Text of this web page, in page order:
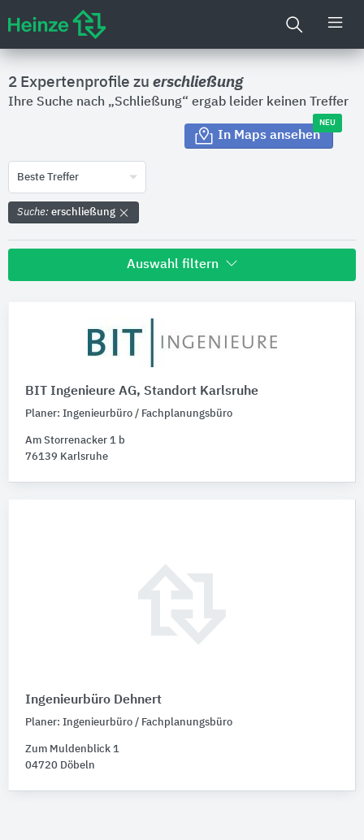
2 Expertenprofile zu erschließung
Ihre Suche nach „Schließung“ ergab leider keinen Treffer
In Maps ansehen
NEU
Beste Treffer
Suche: erschließung
Auswahl filtern
Bitte auswählen
Bitte auswählen
Bitte auswählen
BIT Ingenieure AG, Standort Karlsruhe
Planer: Ingenieurbüro / Fachplanungsbüro
Am Storrenacker 1 b
76139 Karlsruhe
Ingenieurbüro Dehnert
Planer: Ingenieurbüro / Fachplanungsbüro
Zum Muldenblick 1
04720 Döbeln